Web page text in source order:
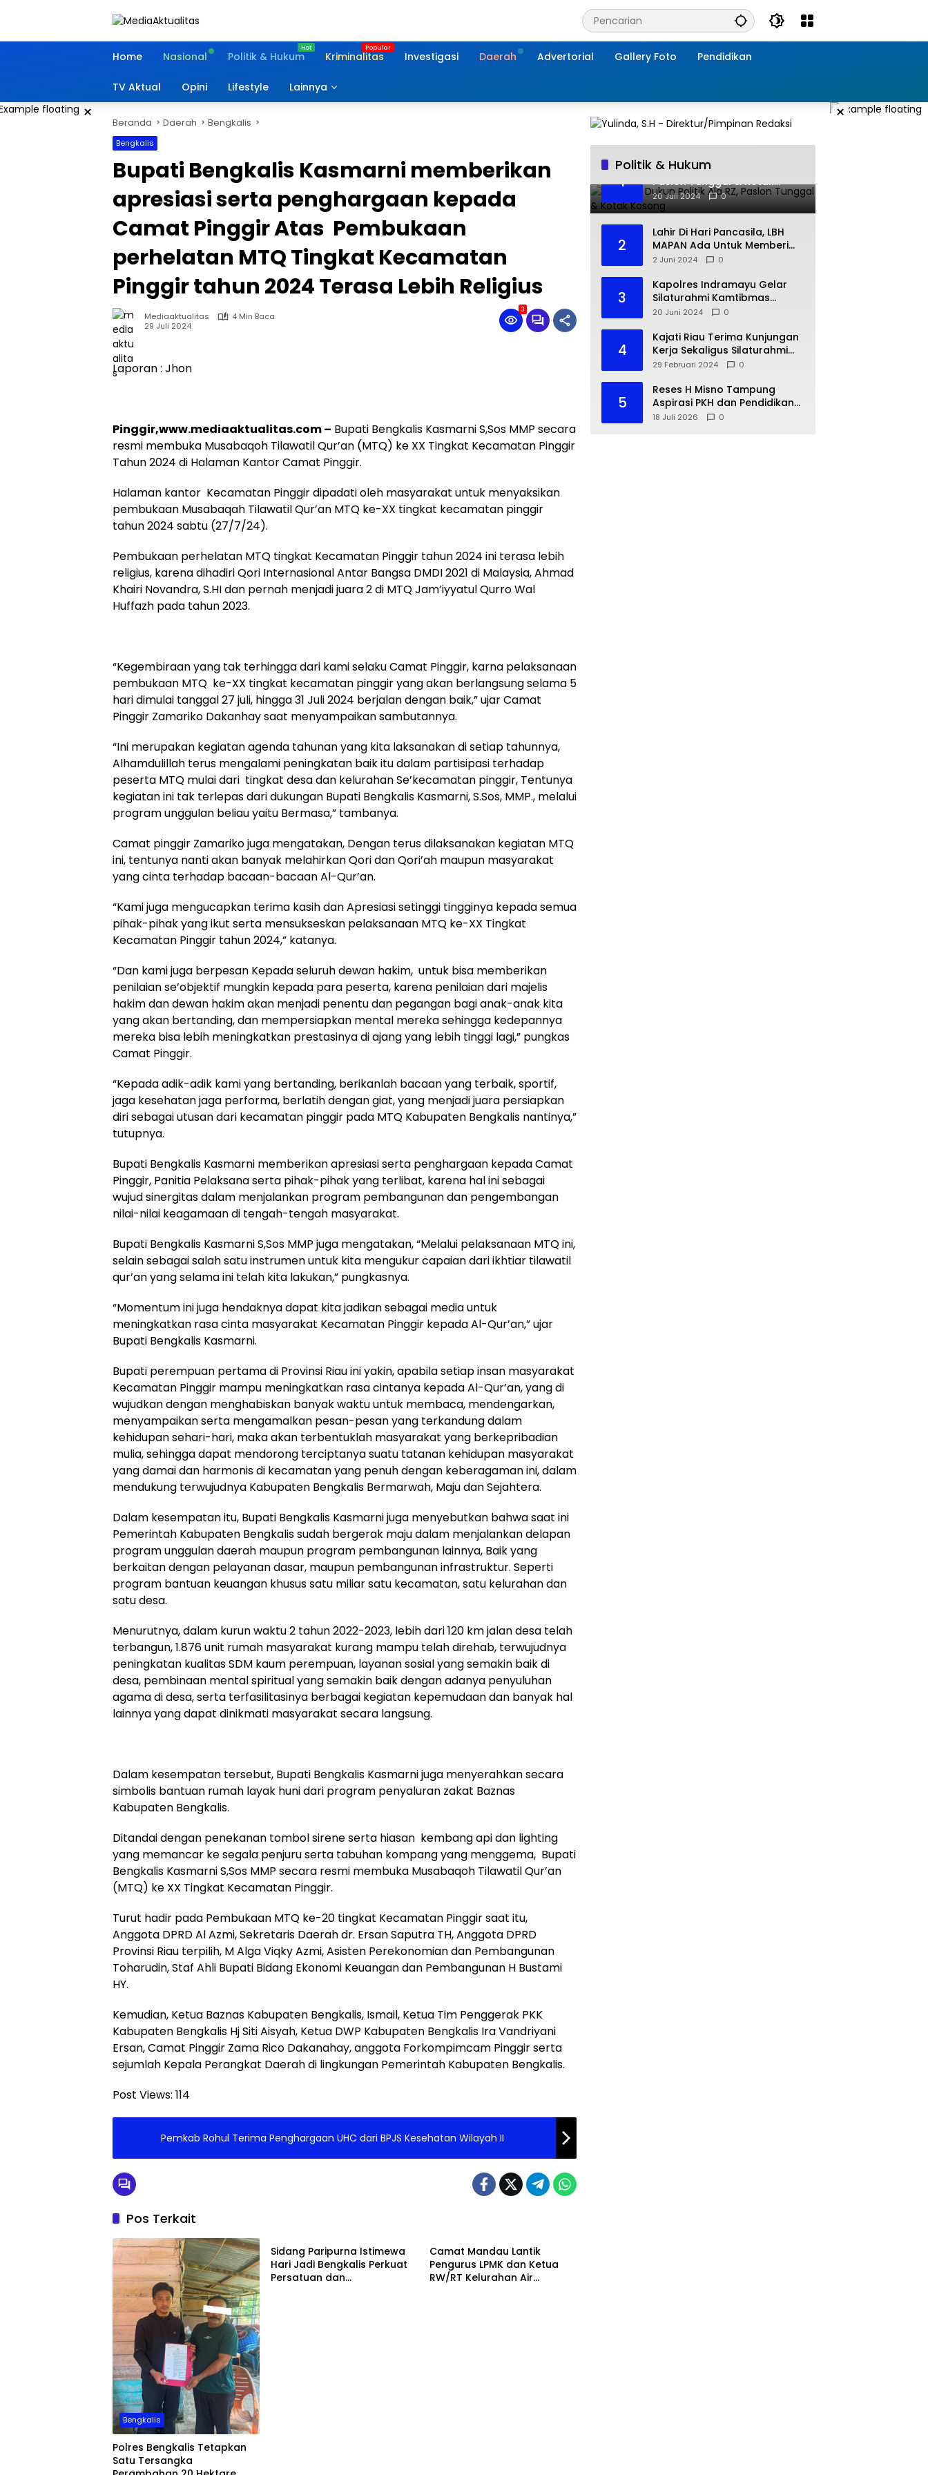
Home
Nasional Politik & Hukum Kriminalitas Investigasi Daerah Advertorial Gallery Foto Pendidikan
TV Aktual Opini Lifestyle Lainnya
× ×
Beranda Daerah Bengkalis
Bengkalis
Bupati Bengkalis Kasmarni memberikan
apresiasi serta penghargaan kepada
Camat Pinggir Atas Pembukaan
perhelatan MTQ Tingkat Kecamatan
Pinggir tahun 2024 Terasa Lebih Religius
Mediaaktualitas
4 Min Baca
29 Juli 2024
3
Laporan : Jhon
Pinggir,www.mediaaktualitas.com – Bupati Bengkalis Kasmarni S,Sos MMP secara
resmi membuka Musabaqoh Tilawatil Qur’an (MTQ) ke XX Tingkat Kecamatan Pinggir
Tahun 2024 di Halaman Kantor Camat Pinggir.
Halaman kantor Kecamatan Pinggir dipadati oleh masyarakat untuk menyaksikan
pembukaan Musabaqah Tilawatil Qur’an MTQ ke-XX tingkat kecamatan pinggir
tahun 2024 sabtu (27/7/24).
Pembukaan perhelatan MTQ tingkat Kecamatan Pinggir tahun 2024 ini terasa lebih
religius, karena dihadiri Qori Internasional Antar Bangsa DMDI 2021 di Malaysia, Ahmad
Khairi Novandra, S.HI dan pernah menjadi juara 2 di MTQ Jam’iyyatul Qurro Wal
Huffazh pada tahun 2023.
“Kegembiraan yang tak terhingga dari kami selaku Camat Pinggir, karna pelaksanaan
pembukaan MTQ ke-XX tingkat kecamatan pinggir yang akan berlangsung selama 5
hari dimulai tanggal 27 juli, hingga 31 Juli 2024 berjalan dengan baik,” ujar Camat
Pinggir Zamariko Dakanhay saat menyampaikan sambutannya.
“Ini merupakan kegiatan agenda tahunan yang kita laksanakan di setiap tahunnya,
Alhamdulillah terus mengalami peningkatan baik itu dalam partisipasi terhadap
peserta MTQ mulai dari tingkat desa dan kelurahan Se’kecamatan pinggir, Tentunya
kegiatan ini tak terlepas dari dukungan Bupati Bengkalis Kasmarni, S.Sos, MMP., melalui
program unggulan beliau yaitu Bermasa,” tambanya.
Camat pinggir Zamariko juga mengatakan, Dengan terus dilaksanakan kegiatan MTQ
ini, tentunya nanti akan banyak melahirkan Qori dan Qori’ah maupun masyarakat
yang cinta terhadap bacaan-bacaan Al-Qur’an.
“Kami juga mengucapkan terima kasih dan Apresiasi setinggi tingginya kepada semua
pihak-pihak yang ikut serta mensukseskan pelaksanaan MTQ ke-XX Tingkat
Kecamatan Pinggir tahun 2024,” katanya.
“Dan kami juga berpesan Kepada seluruh dewan hakim, untuk bisa memberikan
penilaian se’objektif mungkin kepada para peserta, karena penilaian dari majelis
hakim dan dewan hakim akan menjadi penentu dan pegangan bagi anak-anak kita
yang akan bertanding, dan mempersiapkan mental mereka sehingga kedepannya
mereka bisa lebih meningkatkan prestasinya di ajang yang lebih tinggi lagi,” pungkas
Camat Pinggir.
“Kepada adik-adik kami yang bertanding, berikanlah bacaan yang terbaik, sportif,
jaga kesehatan jaga performa, berlatih dengan giat, yang menjadi juara persiapkan
diri sebagai utusan dari kecamatan pinggir pada MTQ Kabupaten Bengkalis nantinya,”
tutupnya.
Bupati Bengkalis Kasmarni memberikan apresiasi serta penghargaan kepada Camat
Pinggir, Panitia Pelaksana serta pihak-pihak yang terlibat, karena hal ini sebagai
wujud sinergitas dalam menjalankan program pembangunan dan pengembangan
nilai-nilai keagamaan di tengah-tengah masyarakat.
Bupati Bengkalis Kasmarni S,Sos MMP juga mengatakan, “Melalui pelaksanaan MTQ ini,
selain sebagai salah satu instrumen untuk kita mengukur capaian dari ikhtiar tilawatil
qur’an yang selama ini telah kita lakukan,” pungkasnya.
“Momentum ini juga hendaknya dapat kita jadikan sebagai media untuk
meningkatkan rasa cinta masyarakat Kecamatan Pinggir kepada Al-Qur’an,” ujar
Bupati Bengkalis Kasmarni.
Bupati perempuan pertama di Provinsi Riau ini yakin, apabila setiap insan masyarakat
Kecamatan Pinggir mampu meningkatkan rasa cintanya kepada Al-Qur’an, yang di
wujudkan dengan menghabiskan banyak waktu untuk membaca, mendengarkan,
menyampaikan serta mengamalkan pesan-pesan yang terkandung dalam
kehidupan sehari-hari, maka akan terbentuklah masyarakat yang berkepribadian
mulia, sehingga dapat mendorong terciptanya suatu tatanan kehidupan masyarakat
yang damai dan harmonis di kecamatan yang penuh dengan keberagaman ini, dalam
mendukung terwujudnya Kabupaten Bengkalis Bermarwah, Maju dan Sejahtera.
Dalam kesempatan itu, Bupati Bengkalis Kasmarni juga menyebutkan bahwa saat ini
Pemerintah Kabupaten Bengkalis sudah bergerak maju dalam menjalankan delapan
program unggulan daerah maupun program pembangunan lainnya, Baik yang
berkaitan dengan pelayanan dasar, maupun pembangunan infrastruktur. Seperti
program bantuan keuangan khusus satu miliar satu kecamatan, satu kelurahan dan
satu desa.
Menurutnya, dalam kurun waktu 2 tahun 2022-2023, lebih dari 120 km jalan desa telah
terbangun, 1.876 unit rumah masyarakat kurang mampu telah direhab, terwujudnya
peningkatan kualitas SDM kaum perempuan, layanan sosial yang semakin baik di
desa, pembinaan mental spiritual yang semakin baik dengan adanya penyuluhan
agama di desa, serta terfasilitasinya berbagai kegiatan kepemudaan dan banyak hal
lainnya yang dapat dinikmati masyarakat secara langsung.
Dalam kesempatan tersebut, Bupati Bengkalis Kasmarni juga menyerahkan secara
simbolis bantuan rumah layak huni dari program penyaluran zakat Baznas
Kabupaten Bengkalis.
Ditandai dengan penekanan tombol sirene serta hiasan kembang api dan lighting
yang memancar ke segala penjuru serta tabuhan kompang yang menggema, Bupati
Bengkalis Kasmarni S,Sos MMP secara resmi membuka Musabaqoh Tilawatil Qur’an
(MTQ) ke XX Tingkat Kecamatan Pinggir.
Turut hadir pada Pembukaan MTQ ke-20 tingkat Kecamatan Pinggir saat itu,
Anggota DPRD Al Azmi, Sekretaris Daerah dr. Ersan Saputra TH, Anggota DPRD
Provinsi Riau terpilih, M Alga Viqky Azmi, Asisten Perekonomian dan Pembangunan
Toharudin, Staf Ahli Bupati Bidang Ekonomi Keuangan dan Pembangunan H Bustami
HY.
Kemudian, Ketua Baznas Kabupaten Bengkalis, Ismail, Ketua Tim Penggerak PKK
Kabupaten Bengkalis Hj Siti Aisyah, Ketua DWP Kabupaten Bengkalis Ira Vandriyani
Ersan, Camat Pinggir Zama Rico Dakanahay, anggota Forkompimcam Pinggir serta
sejumlah Kepala Perangkat Daerah di lingkungan Pemerintah Kabupaten Bengkalis.
Post Views: 114
Pemkab Rohul Terima Penghargaan UHC dari BPJS Kesehatan Wilayah II
Pos Terkait
Bengkalis
Polres Bengkalis Tetapkan
Satu Tersangka
Sidang Paripurna Istimewa
Hari Jadi Bengkalis Perkuat
Persatuan dan
Camat Mandau Lantik
Pengurus LPMK dan Ketua
RW/RT Kelurahan Air
Politik & Hukum
1
Jebakan Dukun Politik Ala RZ,
Paslon Tunggal & Kotak
Kosong
20 Juli 2024 0
2
Lahir Di Hari Pancasila, LBH
MAPAN Ada Untuk Memberi
Bantuan Hukum Gratis Bagi
2 Juni 2024 0
3
Kapolres Indramayu Gelar
Silaturahmi Kamtibmas
dengan IKA PMII
20 Juni 2024 0
4
Kajati Riau Terima Kunjungan
Kerja Sekaligus Silaturahmi
Pejabat Perwakilan Bank
29 Februari 2024 0
5
Reses H Misno Tampung
Aspirasi PKH dan Pendidikan
Warga Air Jamban
18 Juli 2026 0